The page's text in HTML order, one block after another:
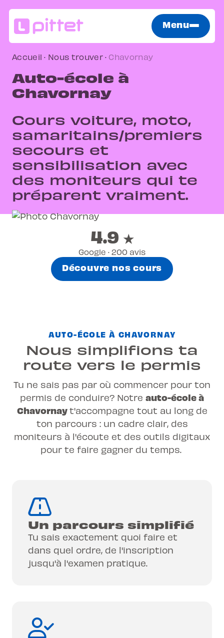
Menu
Accueil · Nous trouver · Chavornay
Auto-école à
Chavornay
Cours voiture, moto,
samaritains/premiers
secours et
sensibilisation avec
des moniteurs qui te
préparent vraiment.
4.9 ★
Google · 200 avis
Découvre nos cours
AUTO-ÉCOLE À CHAVORNAY
Nous simplifions ta
route vers le permis
Tu ne sais pas par où commencer pour ton
permis de conduire? Notre auto-école à
Chavornayt'accompagne tout au long de
ton parcours : un cadre clair, des
moniteurs à l'écoute et des outils digitaux
pour te faire gagner du temps.
Un parcours simplifié
Tu sais exactement quoi faire et
dans quel ordre, de l'inscription
jusqu'à l'examen pratique.